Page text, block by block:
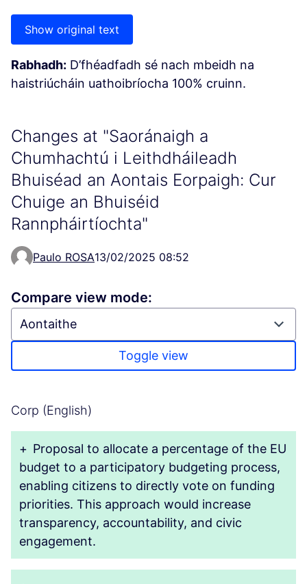
Show original text
Rabhadh: D’fhéadfadh sé nach mbeidh na
haistriúcháin uathoibríocha 100% cruinn.
Changes at "Saoránaigh a
Chumhachtú i Leithdháileadh
Bhuiséad an Aontais Eorpaigh: Cur
Chuige an Bhuiséid
Rannpháirtíochta"
Paulo ROSA13/02/2025 08:52
Compare view mode:
Toggle view
Corp (English)
+ Proposal to allocate a percentage of the EU
budget to a participatory budgeting process,
enabling citizens to directly vote on funding
priorities. This approach would increase
transparency, accountability, and civic
engagement.